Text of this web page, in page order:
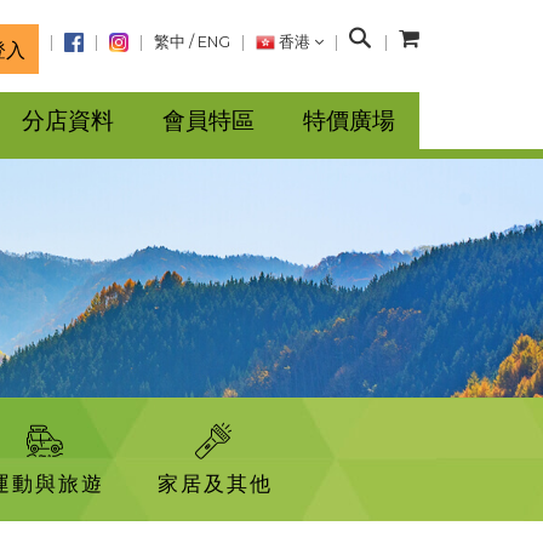
入 繁中 / ENG 香港
搜
分店資料 會員特區 特價廣場
動與旅遊 家居及其他